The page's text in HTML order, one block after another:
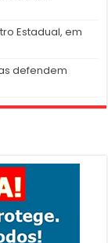
Estadual, em
defendem